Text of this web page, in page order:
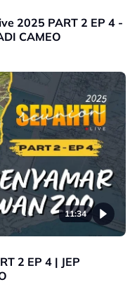
2025 PART 2 EP 4 -
CAMEO
11:34
2 EP 4 | JEP